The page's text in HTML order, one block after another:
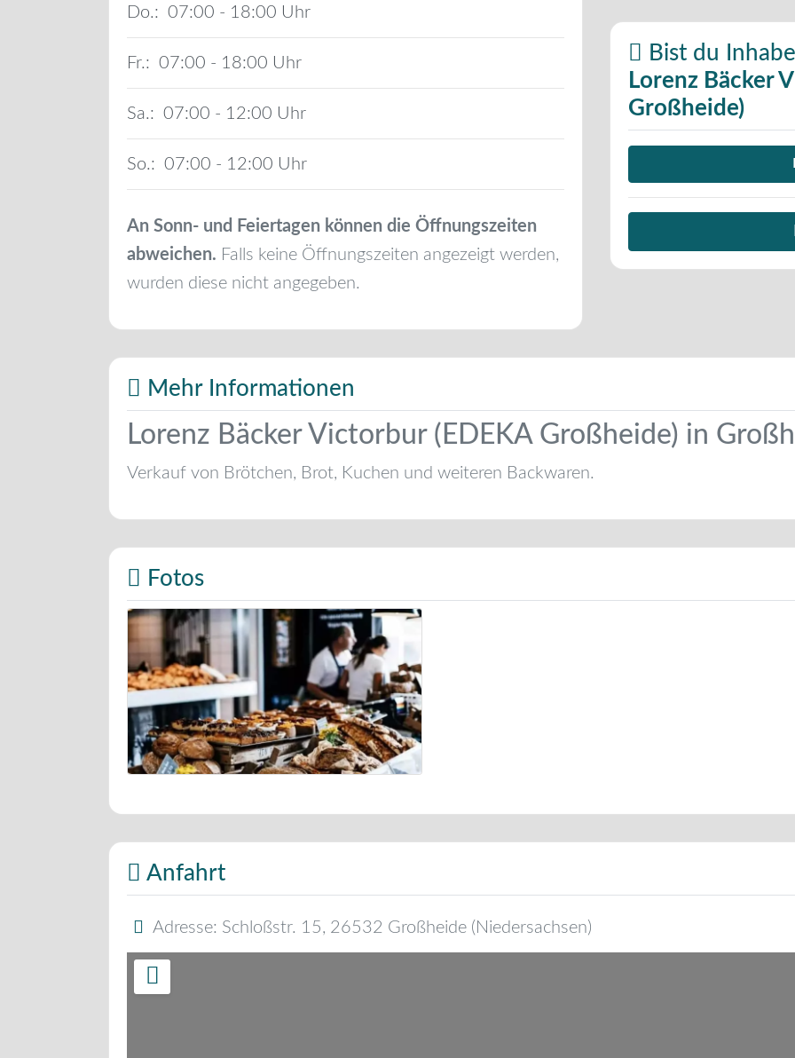
Do.: 07:00 - 18:00
Fr.: 07:00 - 18:00
Sa.: 07:00 - 12:00
So.: 07:00 - 12:00
An Sonn- und Feiertagen können die Öffnungszeiten
abweichen. Falls keine Öffnungszeiten angezeigt werden,
wurden diese nicht angegeben.
Bist du
Lorenz Bäcker
Großheide)
Mehr Informationen
Lorenz Bäcker Victorbur (EDEKA Großheide) in
Verkauf von Brötchen, Brot, Kuchen und weiteren Backwaren.
Fotos
Bäckerei Musterbild
Anfahrt
Adresse: Schloßstr. 15, 26532 Großheide ( Niedersachsen)